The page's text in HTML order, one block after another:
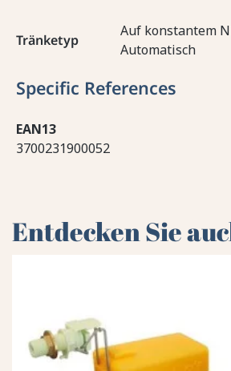
Tränketyp
Auf konstantem
Automatisch
Specific References
EAN13
3700231900052
Entdecken Sie